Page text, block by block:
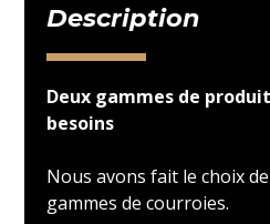
Description
Deux gammes de
besoins
Nous avons fait le choix
gammes de courroies.